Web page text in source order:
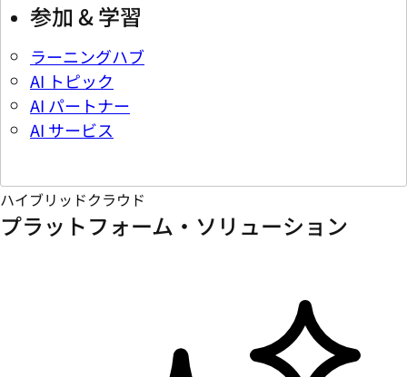
参加 & 学習
ラーニングハブ
AI トピック
AI パートナー
AI サービス
ハイブリッドクラウド
プラットフォーム・ソリューション